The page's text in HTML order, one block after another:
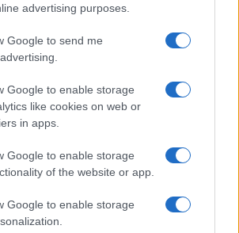
advertising purposes.
Google to send me
Google to enable storage
like cookies on web or
in apps.
Google to enable storage
of the website or app.
Google to enable storageLIVE με τον
Δανιηλίδη για